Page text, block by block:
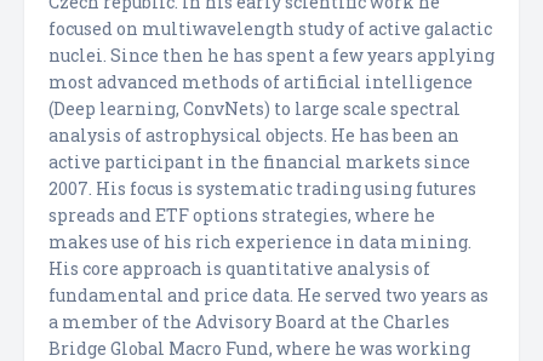
focused on multiwavelength study of active galactic
nuclei. Since then he has spent a few years applying
most advanced methods of artificial intelligence
(Deep learning, ConvNets) to large scale spectral
analysis of astrophysical objects. He has been an
active participant in the financial markets since
2007. His focus is systematic trading using futures
spreads and ETF options strategies, where he
makes use of his rich experience in data mining.
His core approach is quantitative analysis of
fundamental and price data. He served two years as
a member of the Advisory Board at the Charles
Bridge Global Macro Fund, where he was working